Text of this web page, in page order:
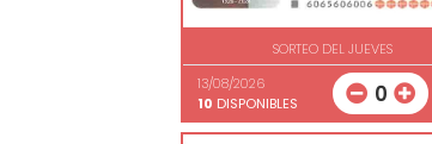
SORTEO DEL JUEVES
13/08/2026
10 DISPONIBLES 0